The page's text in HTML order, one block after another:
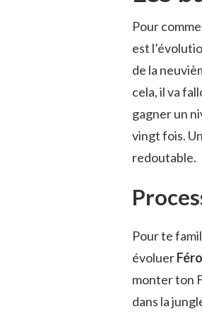
Pour
est
de la
cela, il va
gagner un
vingt fois.
redoutable.
Pour te
évoluer
monter ton
dans la